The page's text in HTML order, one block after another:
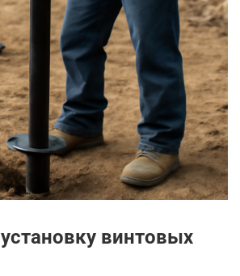
установку винтовых